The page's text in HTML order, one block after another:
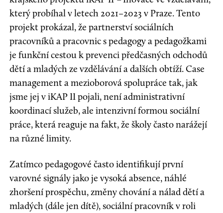
který probíhal v letech 2021–2023 v Praze. Tento
projekt prokázal, že partnerství sociálních
pracovníků a pracovnic s pedagogy a pedagožkami
je funkční cestou k prevenci předčasných odchodů
dětí a mladých ze vzdělávání a dalších obtíží. Case
management a mezioborová spolupráce tak, jak
jsme jej v iKAP II pojali, není administrativní
koordinací služeb, ale intenzivní formou sociální
práce, která reaguje na fakt, že školy často narážejí
na různé limity.
Zatímco pedagogové často identifikují první
varovné signály jako je vysoká absence, náhlé
zhoršení prospěchu, změny chování a nálad dětí a
mladých (dále jen dítě), sociální pracovník v roli